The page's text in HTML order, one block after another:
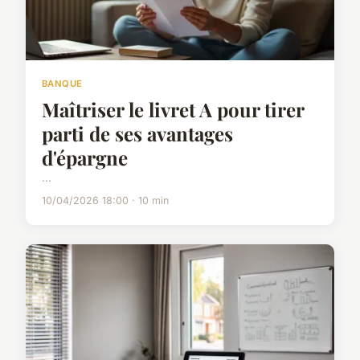
BANQUE
Maîtriser le livret A pour tirer
parti de ses avantages
d'épargne
...
10/04/2026 18:00 · 10 min